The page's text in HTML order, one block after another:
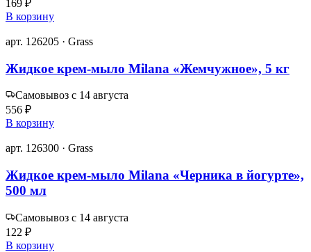
169 ₽
В корзину
арт. 126205 · Grass
Жидкое крем-мыло Milana «Жемчужное», 5 кг
Самовывоз с 14 августа
556 ₽
В корзину
арт. 126300 · Grass
Жидкое крем-мыло Milana «Черника в йогурте»,
500 мл
Самовывоз с 14 августа
122 ₽
В корзину